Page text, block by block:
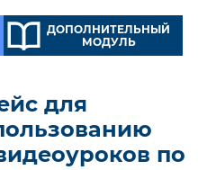
ДОПОЛНИТЕЛЬНЫЙ
МОДУЛЬ
для
по